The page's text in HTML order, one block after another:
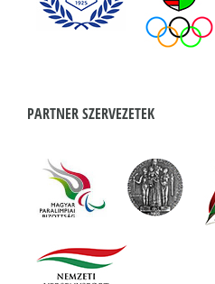
PARTNER SZERVEZETEK